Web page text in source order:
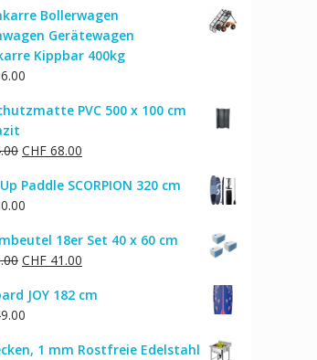
war:
CHF 161.00
ist:
CHF 136.00.
Bollerwagen
Gerätewagen
Kippbar 400kg
PVC 500 x 100 cm
Ursprünglicher
war:
CHF 84.00
CHF 68.00
ist:
Paddle SCORPION 320 cm
18er Set 40 x 60 cm
Ursprünglicher
war:
CHF 51.00
CHF 41.00
ist:
JOY 182 cm
1 mm Rostfreie Edelstahl